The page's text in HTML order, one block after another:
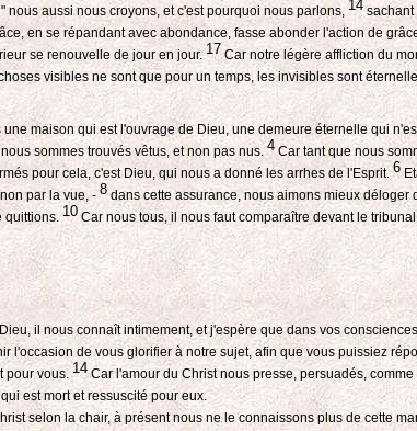
aussi nous croyons, et c'est pourquoi nous parlons, 14 sachant
en se répandant avec abondance, fasse abonder l'action de
se renouvelle de jour en jour.17Car notre légère affliction du
visibles ne sont que pour un temps, les invisibles sont
maison qui est l'ouvrage de Dieu, une demeure éternelle qui
sommes trouvés vêtus, et non pas nus.4 Car tant que nous
pour cela, c'est Dieu, qui nous a donné les arrhes de l'Esprit.6
par la vue, - 8 dans cette assurance, nous aimons mieux
10 Car nous tous, il nous faut comparaître devant le
il nous connaît intimement, et j'espère que dans vos
de vous glorifier à notre sujet, afin que vous puissiez
pour vous.14Car l'amour du Christ nous presse, persuadés,
est mort et ressuscité pour eux.
selon la chair, à présent nous ne le connaissons plus de cette